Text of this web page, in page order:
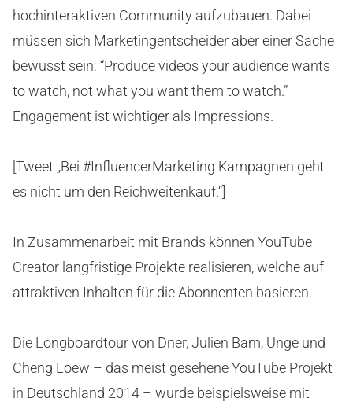
hochinteraktiven Community aufzubauen. Dabei
müssen sich Marketingentscheider aber einer Sache
bewusst sein: “Produce videos your audience wants
to watch, not what you want them to watch.”
Engagement ist wichtiger als Impressions.
[Tweet „Bei #InfluencerMarketing Kampagnen geht
es nicht um den Reichweitenkauf.“]
In Zusammenarbeit mit Brands können YouTube
Creator langfristige Projekte realisieren, welche auf
attraktiven Inhalten für die Abonnenten basieren.
Die Longboardtour von Dner, Julien Bam, Unge und
Cheng Loew – das meist gesehene YouTube Projekt
in Deutschland 2014 – wurde beispielsweise mit